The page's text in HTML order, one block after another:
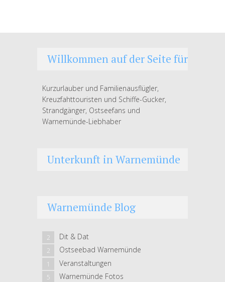
Willkommen auf der Seite für
Kurzurlauber und Familienausflügler,
Kreuzfahttouristen und Schiffe-Gucker,
Strandgänger, Ostseefans und
Warnemünde-Liebhaber
Unterkunft in Warnemünde
Warnemünde Blog
Dit & Dat
2
Ostseebad Warnemünde
2
Veranstaltungen
1
Warnemünde Fotos
5